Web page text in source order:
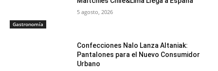
Gastronomía
5 agosto, 2026
Confecciones Nalo Lanza Altaniak:
Pantalones para el Nuevo Consumidor
Urbano